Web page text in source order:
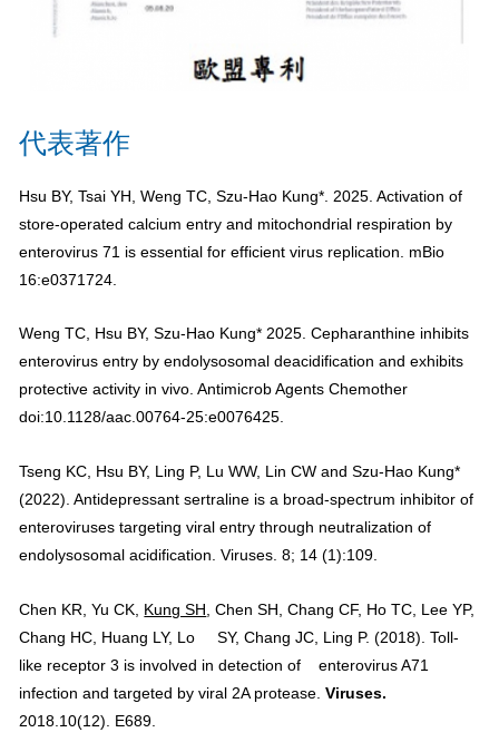
代表著作
Hsu BY, Tsai YH, Weng TC, Szu-Hao Kung*. 2025. Activation of
store-operated calcium entry and mitochondrial respiration by
enterovirus 71 is essential for efficient virus replication. mBio
16:e0371724.
Weng TC, Hsu BY, Szu-Hao Kung* 2025. Cepharanthine inhibits
enterovirus entry by endolysosomal deacidification and exhibits
protective activity in vivo. Antimicrob Agents Chemother
doi:10.1128/aac.00764-25:e0076425.
Tseng KC, Hsu BY, Ling P, Lu WW, Lin CW and Szu-Hao Kung*
(2022). Antidepressant sertraline is a broad-spectrum inhibitor of
enteroviruses targeting viral entry through neutralization of
endolysosomal acidification. Viruses. 8; 14 (1):109.
Chen KR, Yu CK, Kung SH , Chen SH, Chang CF, Ho TC, Lee YP,
Chang HC, Huang LY, Lo SY, Chang JC, Ling P. (2018). Toll-
like receptor 3 is involved in detection of enterovirus A71
infection and targeted by viral 2A protease.Viruses.
2018.10(12). E689.